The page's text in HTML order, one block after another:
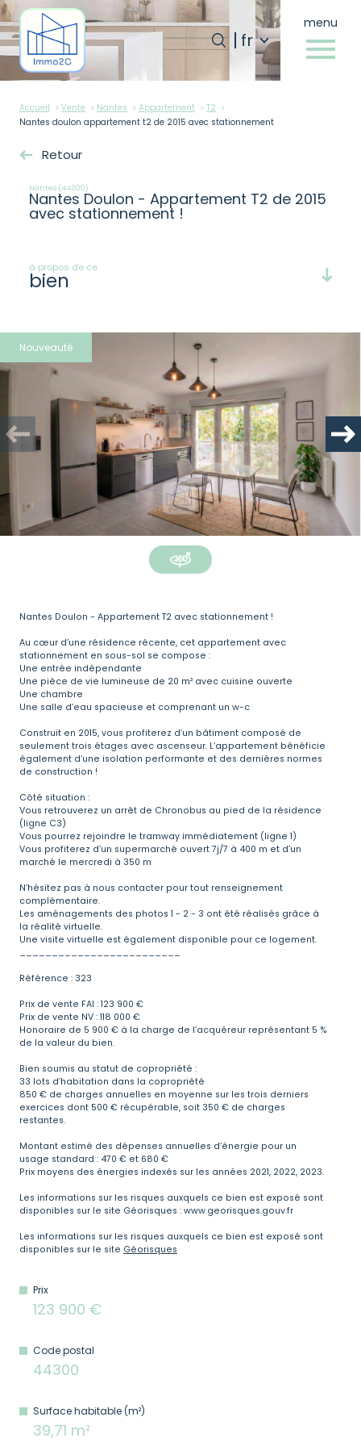
menu
Langue
fr
Accueil
Langue
fr
Accueil Vente Nantes Appartement
T2
Nantes doulon appartement t2 de 2015 avec stationnement
Retour
Nantes (44300)
Nantes Doulon - Appartement T2 de 2015
avec stationnement !
à propos de ce
bien
Plus d'informations
financières
détails
Bilan
énergétique
Nantes Doulon - Appartement T2 avec stationnement !
Au cœur d’une résidence récente, cet appartement avec
stationnement en sous-sol se compose :
Une entrée indépendante
Une pièce de vie lumineuse de 20 m² avec cuisine ouverte
Une chambre
Une salle d’eau spacieuse et comprenant un w-c
Construit en 2015, vous profiterez d’un bâtiment composé de
seulement trois étages avec ascenseur. L’appartement bénéficie
également d’une isolation performante et des dernières normes
de construction !
Côté situation :
Vous retrouverez un arrêt de Chronobus au pied de la résidence
(ligne C3)
Vous pourrez rejoindre le tramway immédiatement (ligne 1)
Vous profiterez d’un supermarché ouvert 7j/7 à 400 m et d’un
marché le mercredi à 350 m
N’hésitez pas à nous contacter pour tout renseignement
complémentaire.
Les aménagements des photos 1 - 2 - 3 ont été réalisés grâce à
la réalité virtuelle.
Une visite virtuelle est également disponible pour ce logement.
_________________________
Référence : 323
Prix de vente FAI : 123 900 €
Prix de vente NV : 118 000 €
Honoraire de 5 900 € à la charge de l’acquéreur représentant 5 %
de la valeur du bien.
Bien soumis au statut de copropriété :
33 lots d’habitation dans la copropriété
850 € de charges annuelles en moyenne sur les trois derniers
exercices dont 500 € récupérable, soit 350 € de charges
restantes.
Montant estimé des dépenses annuelles d’énergie pour un
usage standard : 470 € et 680 €
Prix moyens des énergies indexés sur les années 2021, 2022, 2023.
Les informations sur les risques auxquels ce bien est exposé sont
disponibles sur le site Géorisques : www.georisques.gouv.fr
Les informations sur les risques auxquels ce bien est exposé sont
disponibles sur le site Géorisques
Prix
123 900 €
Code postal
44300
Surface habitable (m²)
39,71 m²
Nouveauté